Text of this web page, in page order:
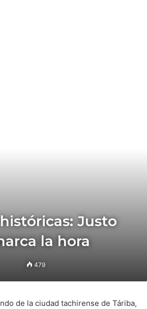
Justo
la hora
479
de la ciudad tachirense de Táriba,